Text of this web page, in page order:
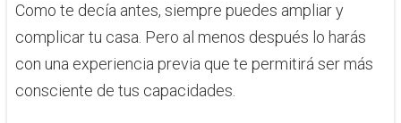
Como te decía antes, siempre puedes ampliar y
complicar tu casa. Pero al menos después lo harás
con una experiencia previa que te permitirá ser más
consciente de tus capacidades.